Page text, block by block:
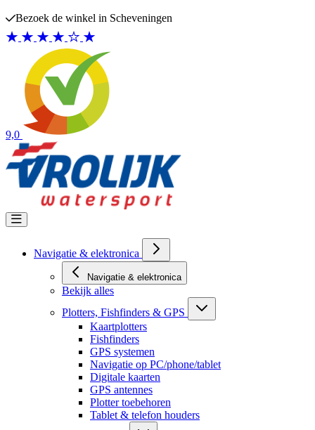
Bezoek de winkel in Scheveningen
9,0
Navigatie & elektronica
Navigatie & elektronica
Bekijk alles
Plotters, Fishfinders & GPS
Kaartplotters
Fishfinders
GPS systemen
Navigatie op PC/phone/tablet
Digitale kaarten
GPS antennes
Plotter toebehoren
Tablet & telefon houders